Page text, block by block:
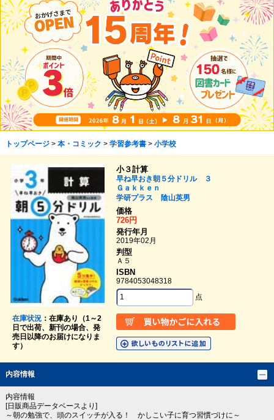
トップページ> 本・コミック > 学習参考書> 小学校
在庫状況：在庫あり（1～2
日で出荷、新刊の場合、発
売日以降のお届けになりま
す）
小３計算
早ね早おき朝５分ドリル ３
Ｇａｋｋｅｎ
学研プラス
陰山英男
価格
726円
発行年月
2019年02月
判型
Ａ５
ISBN
9784053048318
点
内容情報
内容情報
[日販商品データベースより]
～朝の勉強で、頭のスイッチが入る！ かしこい子に育つ習慣づけに～